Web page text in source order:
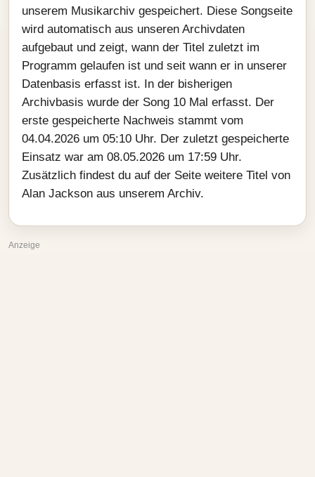
unserem Musikarchiv gespeichert. Diese Songseite
wird automatisch aus unseren Archivdaten
aufgebaut und zeigt, wann der Titel zuletzt im
Programm gelaufen ist und seit wann er in unserer
Datenbasis erfasst ist. In der bisherigen
Archivbasis wurde der Song 10 Mal erfasst. Der
erste gespeicherte Nachweis stammt vom
04.04.2026 um 05:10 Uhr. Der zuletzt gespeicherte
Einsatz war am 08.05.2026 um 17:59 Uhr.
Zusätzlich findest du auf der Seite weitere Titel von
Alan Jackson aus unserem Archiv.
Anzeige